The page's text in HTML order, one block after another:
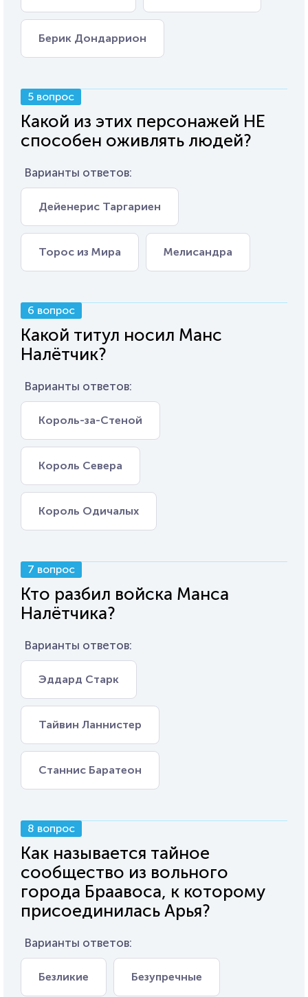
Берик Дондаррион
5 вопрос
Какой из этих персонажей НЕ
способен оживлять людей?
Варианты ответов:
Дейенерис Таргариен
Торос из Мира Мелисандра
6 вопрос
Какой титул носил Манс
Налётчик?
Варианты ответов:
Король-за-Стеной
Король Севера
Король Одичалых
7 вопрос
Кто разбил войска Манса
Налётчика?
Варианты ответов:
Эддард Старк
Тайвин Ланнистер
Станнис Баратеон
8 вопрос
Как называется тайное
сообщество из вольного
города Браавоса, к которому
присоединилась Арья?
Варианты ответов:
Безликие Безупречные